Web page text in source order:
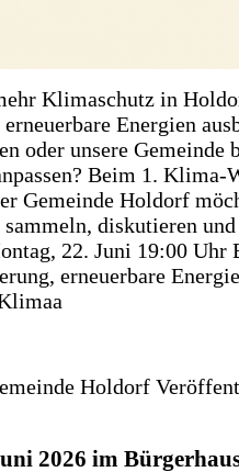
Klimaschutz in
Energien
oder unsere Gemeinde
Beim 1. Klima-
Gemeinde Holdorf
diskutieren
22. Juni 19:00 Uhr
erneuerbare
Holdorf
2026 im